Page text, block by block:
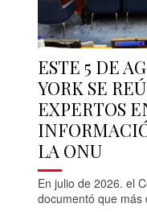
ESTE 5 DE
YORK SE
EXPERTOS
LA ONU
En julio de 2026. el
documentó que más